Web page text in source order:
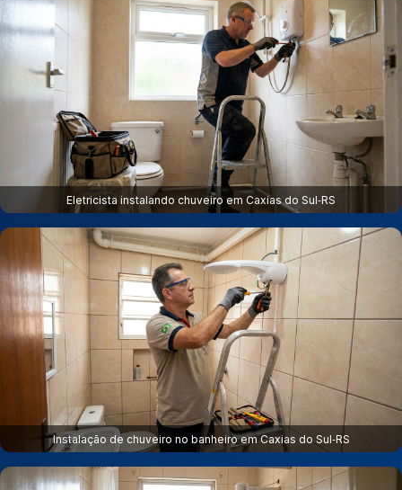
Eletricista instalando chuveiro em Caxias do Sul‑RS
Instalação de chuveiro no banheiro em Caxias do Sul‑RS